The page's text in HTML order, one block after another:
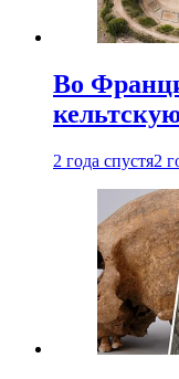
Во
2 года спустя2